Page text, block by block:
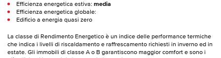
Efficienza energetica estiva: media
Efficienza energetica globale:
Edificio a energia quasi zero
La classe di Rendimento Energetico è un indice delle performance termiche
che indica i livelli di riscaldamento e raffrescamento richiesti in inverno ed in
estate. Gli immobili di classe A o B garantiscono maggior comfort e sono i